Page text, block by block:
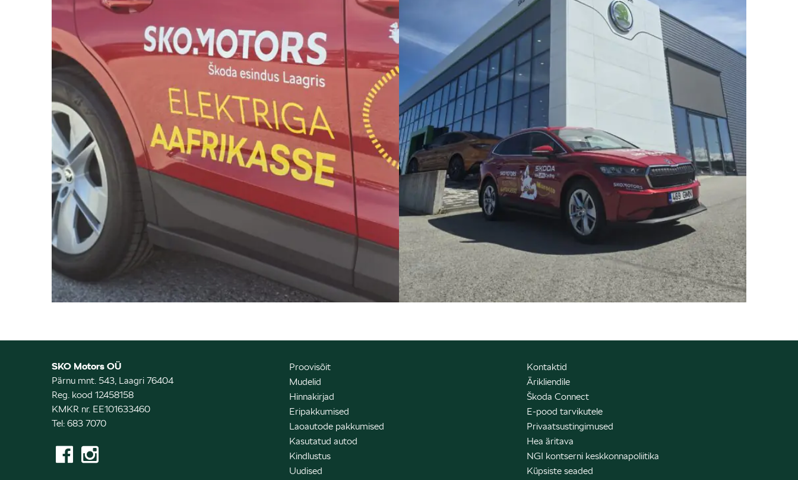
SKO Motors OÜ
Pärnu mnt. 543, Laagri 76404
Reg. kood 12458158
KMKR nr. EE101633460
Tel: 683 7070
Proovisõit
Mudelid
Hinnakirjad
Eripakkumised
Laoautode pakkumised
Kasutatud autod
Kindlustus
Uudised
Kontaktid
Ärikliendile
Škoda Connect
E-pood tarvikutele
Privaatsustingimused
Hea äritava
NGI kontserni keskkonnapoliitika
Küpsiste seaded